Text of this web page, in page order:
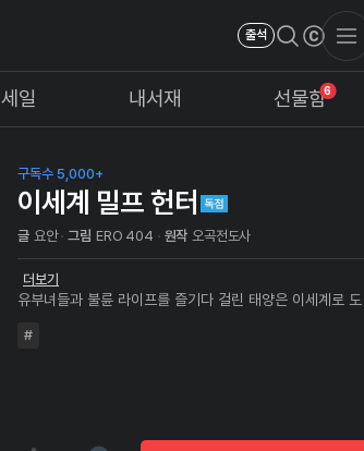
출석
세일 내서재 6
선물함
구독수 5,000+
이세계 밀프 헌터
글 요안 그림 ERO 404 원작 오곡전도사
더보기
유부녀들과 불륜 라이프를 즐기다 걸린 태양은 이세계로 도
제가 잘 먹겠습니다~! 과연 태양은 무사히 이세계에서 자신
#